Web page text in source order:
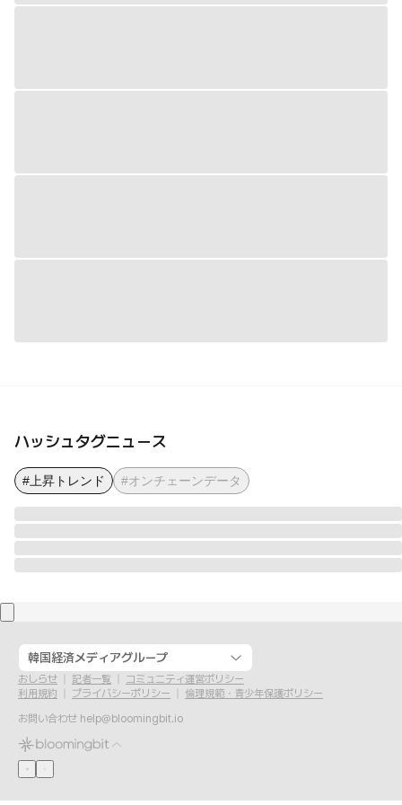
ハッシュタグニュース
#上昇トレンド #オンチェーンデータ
韓国経済メディアグループ
おしらせ 記者一覧
コミュニティ運営ポリシー
利用規約
プライバシーポリシー
倫理規範・青少年保護ポリシー
お問い合わせ help@bloomingbit.io